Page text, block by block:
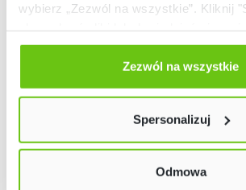
wybierz „Zezwól na wszystkie”. Kliknij
Odmów zgody poprzez przycisk
użyjemy tylko plików niezbędnych dla
Twój wybór możesz zmienić przez
Polityce prywatności
Zezwól na wszystkie
Spersonalizuj
Odmowa